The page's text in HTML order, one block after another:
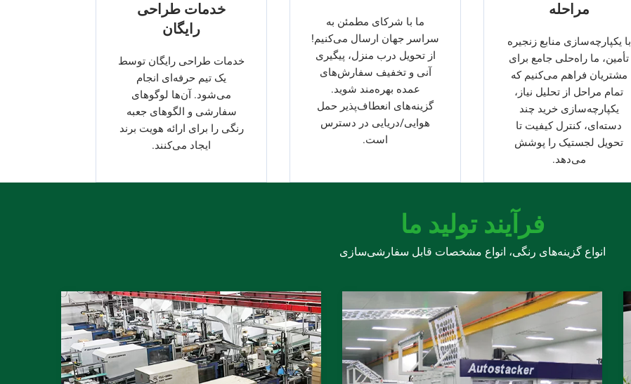
مراحله
با یکپارچه‌سازی منابع زنجیره
تأمین، ما راه‌حلی جامع برای
مشتریان فراهم می‌کنیم که
تمام مراحل از تحلیل نیاز،
یکپارچه‌سازی خرید چند
دسته‌ای، کنترل کیفیت تا
تحویل لجستیک را پوشش
می‌دهد.
ما با شرکای مطمئن به
سراسر جهان ارسال می‌کنیم!
از تحویل درب منزل، پیگیری
آنی و تخفیف سفارش‌های
عمده بهره‌مند شوید.
گزینه‌های انعطاف‌پذیر حمل
هوایی/دریایی در دسترس
است.
خدمات طراحی
رایگان
خدمات طراحی رایگان توسط
یک تیم حرفه‌ای انجام
می‌شود. آن‌ها لوگوهای
سفارشی و الگوهای جعبه
رنگی را برای ارائه هویت برند
ایجاد می‌کنند.
فرآیند تولید ما
انواع گزینه‌های رنگی، انواع مشخصات قابل سفارشی‌سازی